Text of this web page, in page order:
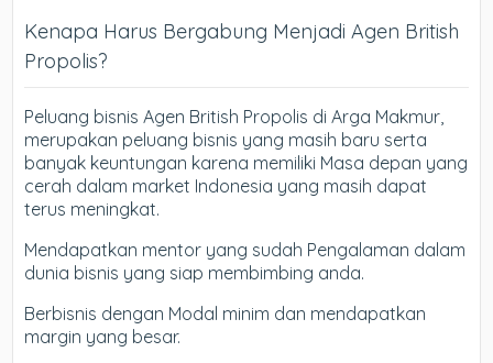
Kenapa Harus Bergabung Menjadi Agen British
Propolis?
Peluang bisnis Agen British Propolis di Arga Makmur,
merupakan peluang bisnis yang masih baru serta
banyak keuntungan karena memiliki Masa depan yang
cerah dalam market Indonesia yang masih dapat
terus meningkat.
Mendapatkan mentor yang sudah Pengalaman dalam
dunia bisnis yang siap membimbing anda.
Berbisnis dengan Modal minim dan mendapatkan
margin yang besar.